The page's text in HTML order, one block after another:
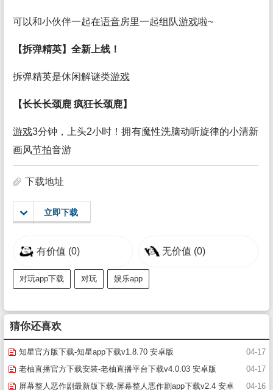
可以和小伙伴一起在语音房里一起组队游戏啦~
【拆弹精英】全新上线！
拆弹精英是休闲解谜类游戏
【长长长颈鹿 疯狂长颈鹿】
游戏3分钟，上头2小时！拥有魔性洗脑动听旋律的小清新
画风节拍音游
下载地址
立即下载
有价值 (0) 无价值 (0)
对玩app下载 对玩 娱乐app
猜你还喜欢
04-17
知星官方版下载-知星app下载v1.8.70 安卓版
04-17
老柚直播官方下载安装-老柚直播平台下载v4.0.03 安卓版
04-16
屏幕整人恶作剧最新版下载-屏幕整人恶作剧app下载v2.4 安卓